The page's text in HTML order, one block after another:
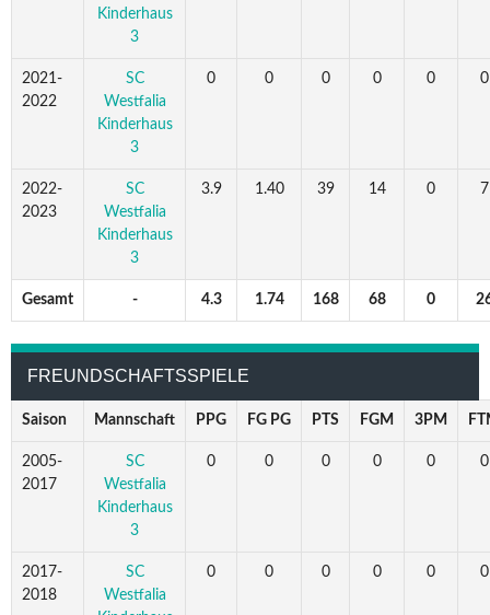
Kinderhaus
3
2021-
2022
SC
Westfalia
Kinderhaus
3
0 0 0 0 0 0
2022-
2023
SC
Westfalia
Kinderhaus
3
3.9 1.40 39 14 0 7
Gesamt - 4.3 1.74 168 68 0
FREUNDSCHAFTSSPIELE
Saison Mannschaft PPG FG PG PTS FGM 3PM
2005-
2017
SC
Westfalia
Kinderhaus
3
0 0 0 0 0 0
2017-
2018
SC
Westfalia
0 0 0 0 0 0